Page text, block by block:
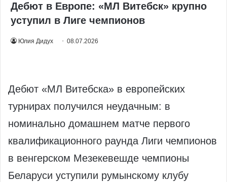
Дебют в Европе: «МЛ Витебск» крупно
уступил в Лиге чемпионов
Юлия Дидух 08.07.2026
Дебют «МЛ Витебска» в европейских
турнирах получился неудачным: в
номинально домашнем матче первого
квалификационного раунда Лиги чемпионов
в венгерском Мезекевешде чемпионы
Беларуси уступили румынскому клубу